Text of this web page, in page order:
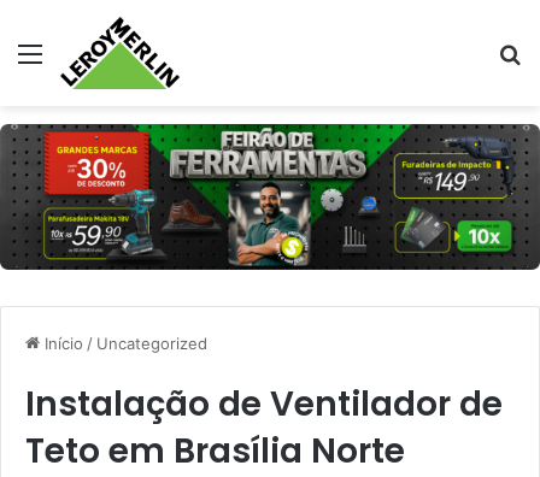
Menu
Início / Uncategorized
Instalação de Ventilador de
Teto em Brasília Norte